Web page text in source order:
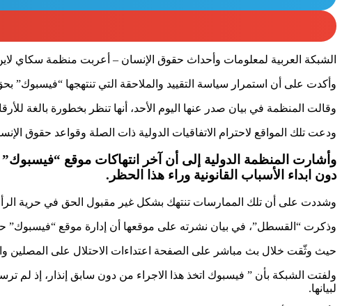
الشبكة العربية لمعلومات وأحداث حقوق الإنسان – أعربت منظمة سكاي
وأكدت على أن استمرار سياسة التقييد والملاحقة التي تنتهجها
وقالت المنظمة في بيان صدر عنها اليوم الأحد، أنها تنظر بخطورة بالغة
ودعت تلك المواقع لاحترام الاتفاقيات الدولية ذات الصلة وقواعد حقوق
وأشارت المنظمة الدولية إلى أن آخر انتهاكات موقع
دون ابداء الأسباب القانونية وراء هذا الحظر.
وشددت على أن تلك الممارسات تنتهك بشكل غير مقبول الحق في حرية الرأي
وذكرت “القسطل”، في بيان نشرته على موقعها أن إدارة موقع
حيث وثّقت خلال بث مباشر على الصفحة اعتداءات الاحتلال على المصلين
ولفتت الشبكة بأن ” فيسبوك اتخذ هذا الاجراء من دون سابق إنذار، إذ لم
لبيانها.